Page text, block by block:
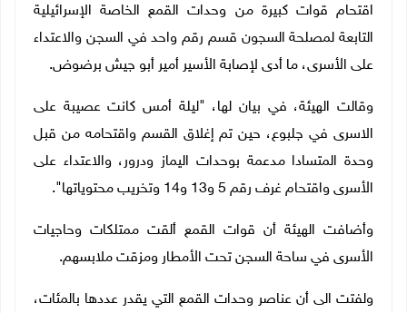
اقتحام قوات كبيرة من وحدات القمع الخاصة الإسرائيلية
التابعة لمصلحة السجون قسم رقم واحد في السجن والاعتداء
على الأسرى، ما أدى لإصابة الأسير أمير أبو جيش برضوض.
وقالت الهيئة، في بيان لها، "ليلة أمس كانت عصيبة على
الاسرى في جلبوع، حين تم إغلاق القسم واقتحامه من قبل
وحدة المتسادا مدعمة بوحدات اليماز ودرور، والاعتداء على
الأسرى واقتحام غرف رقم 5 و13 و14 وتخريب محتوياتها".
وأضافت الهيئة أن قوات القمع ألقت ممتلكات وحاجيات
الأسرى في ساحة السجن تحت الأمطار ومزقت ملابسهم.
ولفتت الى أن عناصر وحدات القمع التي يقدر عددها بالمئات،